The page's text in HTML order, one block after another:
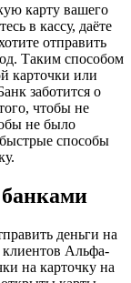
карту вашего
в кассу, даёте
отправить
Таким способом
карточки или
заботится о
чтобы не
не было
способы
деньги на
Альфа-
на карточку на